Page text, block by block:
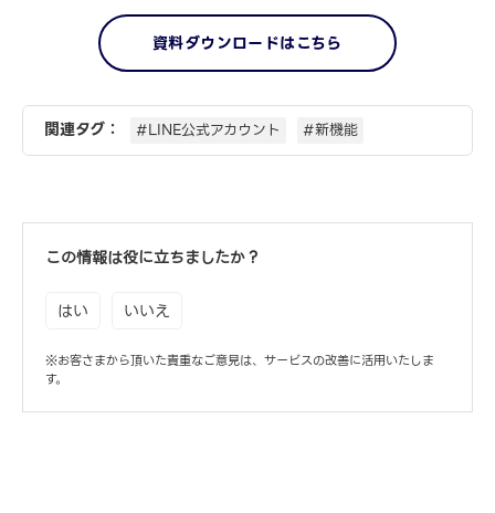
資料ダウンロードはこちら
関連タグ： #LINE公式アカウント #新機能
この情報は役に立ちましたか？
はい いいえ
※お客さまから頂いた貴重なご意見は、サービスの改善に活用いたしま
す。